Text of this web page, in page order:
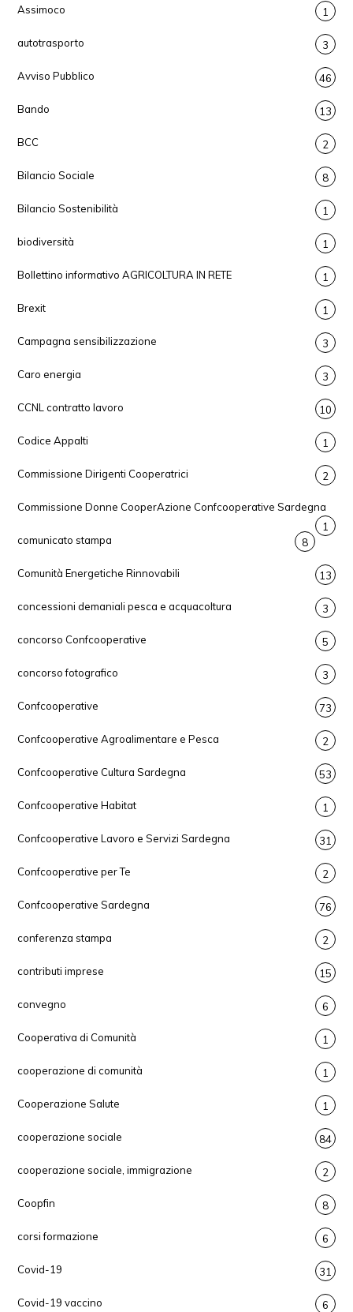
Assimoco 1
autotrasporto 3
Avviso Pubblico 46
Bando 13
BCC 2
Bilancio Sociale 8
Bilancio Sostenibilità 1
biodiversità 1
Bollettino informativo AGRICOLTURA IN RETE 1
Brexit 1
Campagna sensibilizzazione 3
Caro energia 3
CCNL contratto lavoro 10
Codice Appalti 1
Commissione Dirigenti Cooperatrici 2
Commissione Donne CooperAzione Confcooperative Sardegna
1
comunicato stampa
8
Comunità Energetiche Rinnovabili 13
concessioni demaniali pesca e acquacoltura 3
concorso Confcooperative 5
concorso fotografico 3
Confcooperative 73
Confcooperative Agroalimentare e Pesca 2
Confcooperative Cultura Sardegna 53
Confcooperative Habitat 1
Confcooperative Lavoro e Servizi Sardegna 31
Confcooperative per Te 2
Confcooperative Sardegna 76
conferenza stampa 2
contributi imprese 15
convegno 6
Cooperativa di Comunità 1
cooperazione di comunità 1
Cooperazione Salute 1
cooperazione sociale 84
cooperazione sociale, immigrazione 2
Coopfin 8
corsi formazione 6
Covid-19 31
Covid-19 vaccino 6